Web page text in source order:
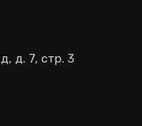
д. 7, стр. 3